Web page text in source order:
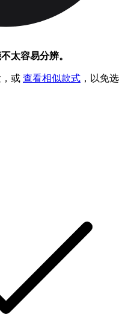
太容易分辨。
或 查看相似款式 ，以免选